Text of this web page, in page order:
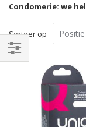
Condomerie: we
Sorteer op
Filteren